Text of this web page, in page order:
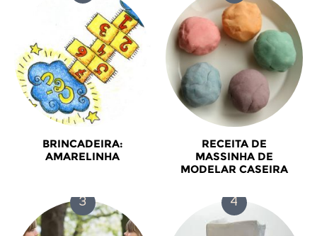
BRINCADEIRA:
AMARELINHA
RECEITA DE
MASSINHA DE
MODELAR CASEIRA